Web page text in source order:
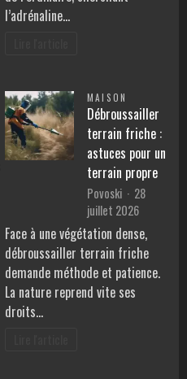
l’adrénaline…
MAISON
Débroussailler
terrain friche :
astuces pour un
terrain propre
Povoski
28
juillet 2026
Face à une végétation dense,
débroussailler terrain friche
demande méthode et patience.
La nature reprend vite ses
droits…